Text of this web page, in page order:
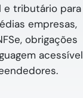
tributário para
empresas,
obrigações
acessível